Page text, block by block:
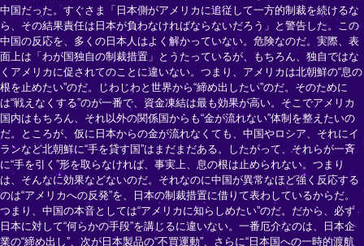
中国だった。すぐさま「日本側がアメリカに追従して一方的制裁を続けるな
ら、その結果責任は日本が負わなければならないだろう」と警告した。この
中国の反応を、多くの日本人はよく解かっていない。危険なのだ。実際、表
面上は「わが国独自の制裁措置」とうたっているが、もちろん、独自ではな
くアメリカに促されてのことに違いない。つまり、アメリカは北朝鮮の“息の
根を止めたい”のだ。じわじわと世界から“締め出したい”のだ。そのために
は“戦えなくする”のが一番で、資金凍結は最も効果が高い。そこでアメリカ
国内はもちろん、それ以外の関係国からも“金が流れない”体制を整えたいの
だ。ところが、仮に日本からの金が流れなくても、中国やロシア、それにイ
ランなど北朝鮮に“手を貸す国”はまだまだある。したがって、それらが一斉
に“手を引く”形を取らなければ、事実上、息の根は止められない。つまり
は、そんなに効果などないのだ。それなのに中国が異常なほど強く反応する
のは“アメリカへの反発”を、日本の制裁措置に借りて表わしているからだ。
つまり、中国の本音としては“アメリカに知らしめたい”のだ。だから、必ず
日本に対して“何らかの手段”を講じるに違いない。一番厄介なのは、日本企
業の“締め出し”、次が日本製品の“不買運動”、さらに“日本国への一時的渡航